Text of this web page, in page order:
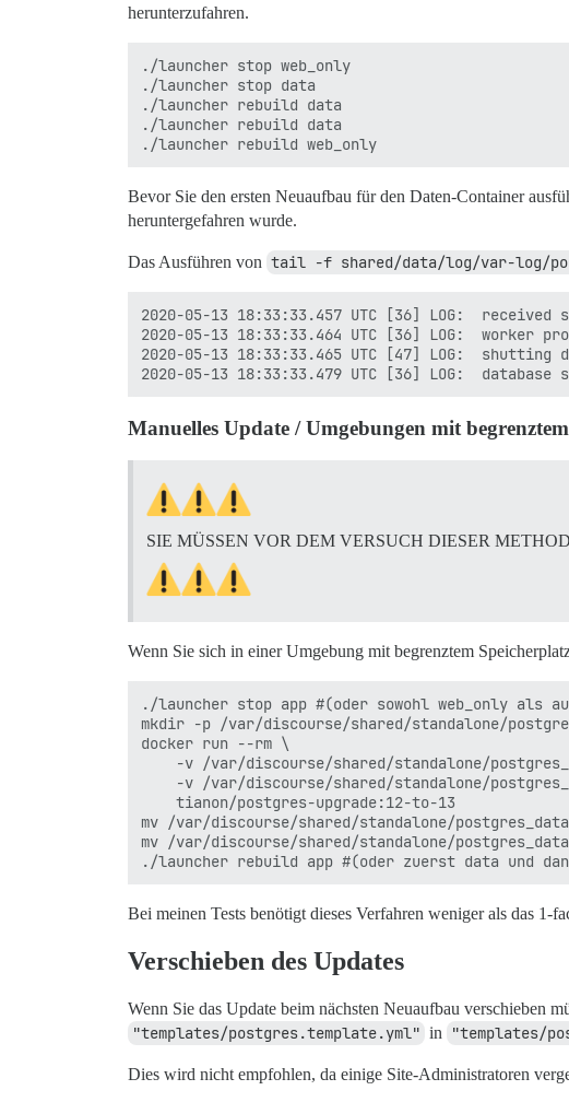
herunterzufahren.
./launcher stop web_only
./launcher stop data
./launcher rebuild data
./launcher rebuild data
Bevor Sie den ersten Neuaufbau für den Daten-Container
heruntergefahren wurde.
Das Ausführen von tail -f shared/data/log/var-log/
2020-05-13 18:33:33.457 UTC [36] LOG:  received
2020-05-13 18:33:33.464 UTC [36] LOG:
2020-05-13 18:33:33.465 UTC [47] LOG:  shutting
Manuelles Update / Umgebungen mit
SIE MÜSSEN VOR DEM VERSUCH DIESER
Wenn Sie sich in einer Umgebung mit begrenztem
./launcher stop app #(oder sowohl web_only
mkdir -p /var/discourse/shared/standalone/
docker run --rm \
mv /var/discourse/shared/standalone/
mv /var/discourse/shared/standalone/
Bei meinen Tests benötigt dieses Verfahren weniger als das 1-
Verschieben des Updates
Wenn Sie das Update beim nächsten Neuaufbau verschieben
"templates/postgres.template.yml" in "templates/
Dies wird nicht empfohlen, da einige Site-Administratoren